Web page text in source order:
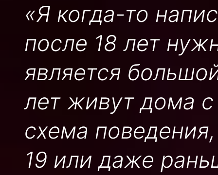
«Я когда-то
после 18 лет
является
лет живут дома
схема
19 или даже